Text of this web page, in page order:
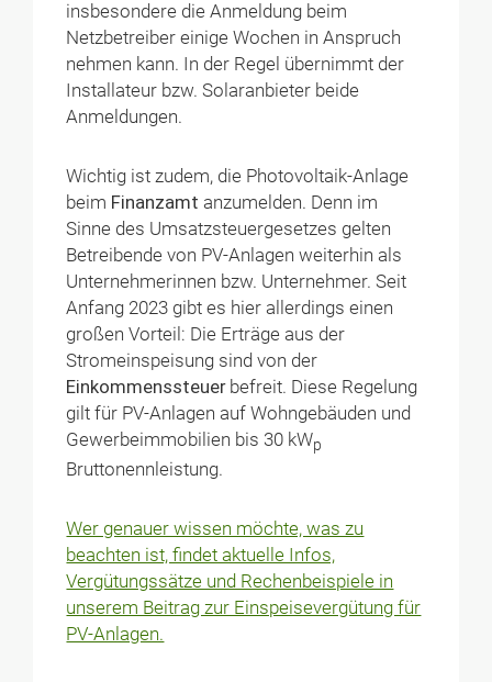
insbesondere die Anmeldung beim
Netzbetreiber einige Wochen in Anspruch
nehmen kann. In der Regel übernimmt der
Installateur bzw. Solaranbieter beide
Anmeldungen.
Wichtig ist zudem, die Photovoltaik-Anlage
beim Finanzamt anzumelden. Denn im
Sinne des Umsatzsteuergesetzes gelten
Betreibende von PV-Anlagen weiterhin als
Unternehmerinnen bzw. Unternehmer. Seit
Anfang 2023 gibt es hier allerdings einen
großen Vorteil: Die Erträge aus der
Stromeinspeisung sind von der
Einkommenssteuerbefreit. Diese Regelung
gilt für PV-Anlagen auf Wohngebäuden und
Gewerbeimmobilien bis 30 kWp
Bruttonennleistung.
Wer genauer wissen möchte, was zu
beachten ist, findet aktuelle Infos,
Vergütungssätze und Rechenbeispiele in
unserem Beitrag zur Einspeisevergütung für
PV-Anlagen.